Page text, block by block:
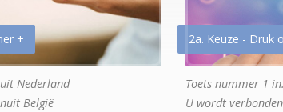
+
Nederland
België
2a. Keuze - Druk
Toets nummer 1 in.
U wordt